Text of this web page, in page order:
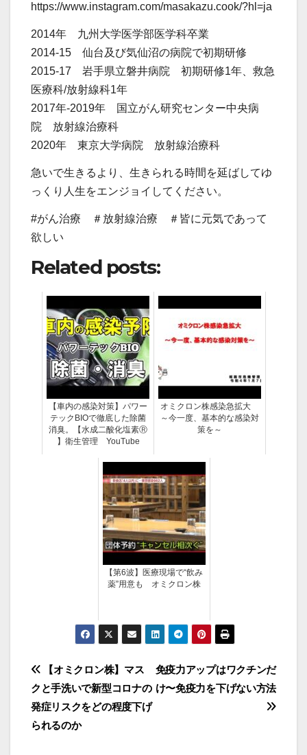
https://www.instagram.com/masakazu.cook/?hl=ja
2014年 九州大学医学部医学科卒業
2014-15 仙台及び気仙沼の病院で初期研修
2015-17 岩手県立磐井病院 初期研修1年、救急
医療科/放射線科1年
2017年-2019年 国立がん研究センター中央病
院 放射線治療科
2020年 東京大学病院 放射線治療科
急いで生きるより、生きられる時間を延ばしてゆ
っくり人生をエンジョイしてください。
#がん治療​ ＃放射線治療​ ＃皆に元気であって
欲しい​
Related posts:
【車内の感染対策】パワー
テックBIOで徹底した除菌
消臭。【水成二酸化塩素Ⓡ
】衛生管理 YouTube
オミクロン株感染急拡大
～今一度、基本的な感染対
策を～
【第6波】医療現場で“飲み
薬”用意も オミクロン株
投
稿
ナ
免疫力アップはワクチンだ
け〜免疫力を下げない方法
【オミクロン株】マス
クと手洗いで新型コロナの
発症リスクをどの程度下げ
られるのか